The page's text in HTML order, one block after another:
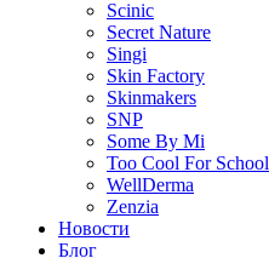
Scinic
Secret Nature
Singi
Skin Factory
Skinmakers
SNP
Some By Mi
Too Cool For School
WellDerma
Zenzia
Новости
Блог